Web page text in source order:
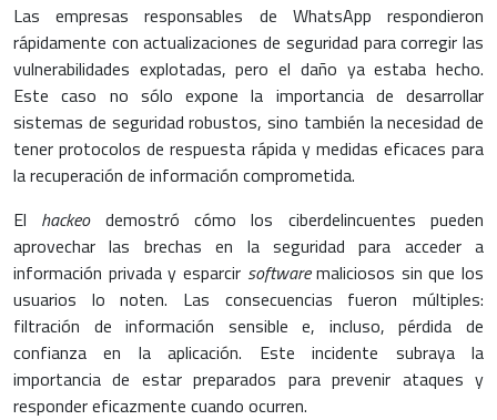
Las empresas responsables de WhatsApp respondieron
rápidamente con actualizaciones de seguridad para corregir las
vulnerabilidades explotadas, pero el daño ya estaba hecho.
Este caso no sólo expone la importancia de desarrollar
sistemas de seguridad robustos, sino también la necesidad de
tener protocolos de respuesta rápida y medidas eficaces para
la recuperación de información comprometida.
El hackeodemostró cómo los ciberdelincuentes pueden
aprovechar las brechas en la seguridad para acceder a
información privada y esparcir softwaremaliciosos sin que los
usuarios lo noten. Las consecuencias fueron múltiples:
filtración de información sensible e, incluso, pérdida de
confianza en la aplicación. Este incidente subraya la
importancia de estar preparados para prevenir ataques y
responder eficazmente cuando ocurren.